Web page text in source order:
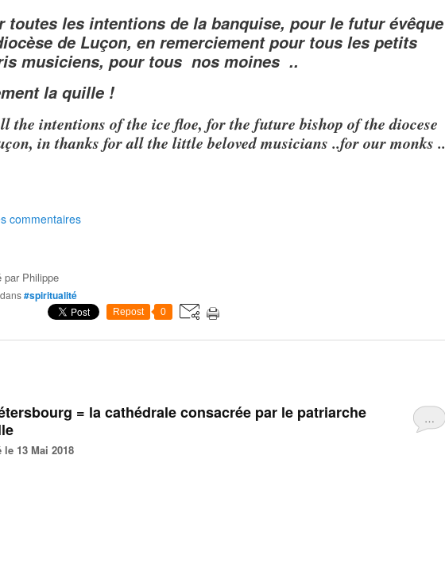
toutes les intentions de la banquise, pour le futur évêque
de Luçon, en remerciement pour tous les petits
musiciens, pour tous nos moines ..
la quille !
the intentions of the ice floe, for the future bishop of the diocese
in thanks for all the little beloved musicians ..for our monks ..
commentaires
par Philippe
dans#spiritualité
Repost 0
…
= la cathédrale consacrée par le patriarche
le 13 Mai 2018